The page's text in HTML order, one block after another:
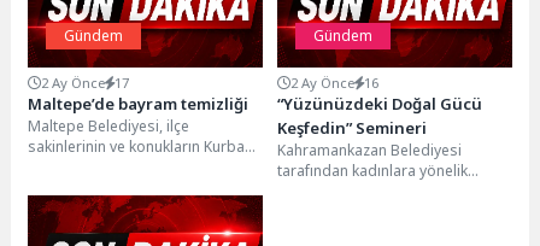
Gündem
2 Ay Önce 17
Maltepe’de bayram temizliği
Maltepe Belediyesi, ilçe
sakinlerinin ve konukların Kurban
Gündem
2 Ay Önce 16
“Yüzünüzdeki Doğal Gücü
Keşfedin” Semineri
Kahramankazan Belediyesi
tarafından kadınlara yönelik